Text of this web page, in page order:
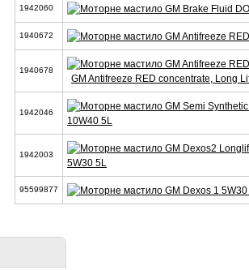
1942060
1940672
1940678
GM Antifreeze RED concentrate, Long
1942046
10W40 5L
1942003
5W30 5L
95599877